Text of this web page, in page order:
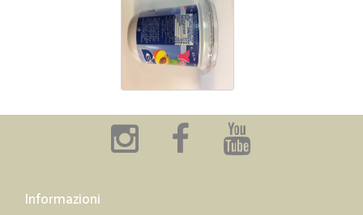
Informazioni